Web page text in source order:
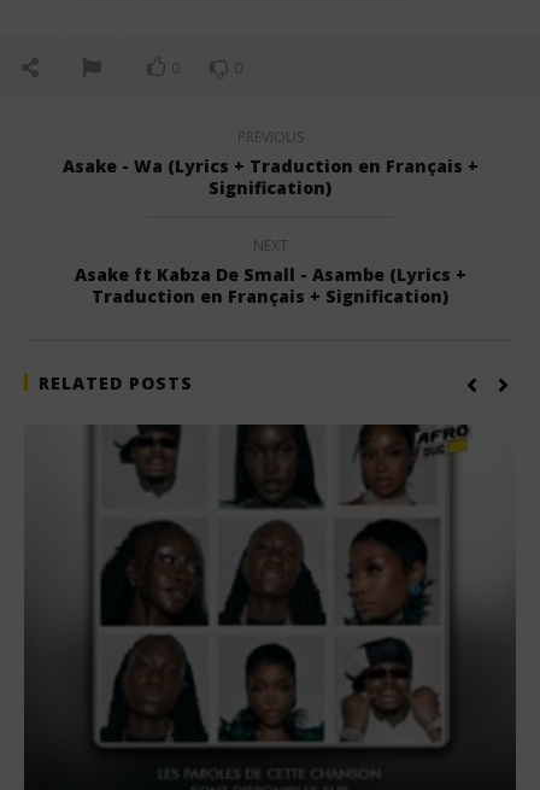
0 0
PREVIOUS
Asake - Wa (Lyrics + Traduction en Français +
Signification)
NEXT
Asake ft Kabza De Small - Asambe (Lyrics +
Traduction en Français + Signification)
RELATED POSTS